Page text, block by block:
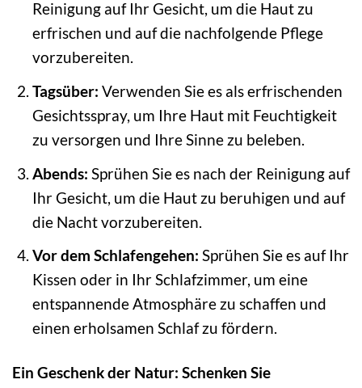
Reinigung auf Ihr Gesicht, um die Haut zu
erfrischen und auf die nachfolgende Pflege
vorzubereiten.
Tagsüber: Verwenden Sie es als erfrischenden
Gesichtsspray, um Ihre Haut mit Feuchtigkeit
zu versorgen und Ihre Sinne zu beleben.
Abends: Sprühen Sie es nach der Reinigung auf
Ihr Gesicht, um die Haut zu beruhigen und auf
die Nacht vorzubereiten.
Vor dem Schlafengehen: Sprühen Sie es auf Ihr
Kissen oder in Ihr Schlafzimmer, um eine
entspannende Atmosphäre zu schaffen und
einen erholsamen Schlaf zu fördern.
Ein Geschenk der Natur: Schenken Sie